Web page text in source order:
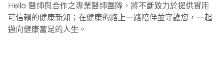
Hello 醫師與合作之專業醫師團隊，將不斷致力於提供實用
可信賴的健康新知；在健康的路上一路陪伴並守護您，一起
邁向健康富足的人生。